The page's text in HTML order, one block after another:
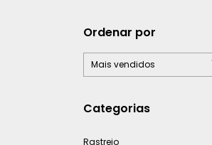
Ordenar por
Categorias
Rastreio